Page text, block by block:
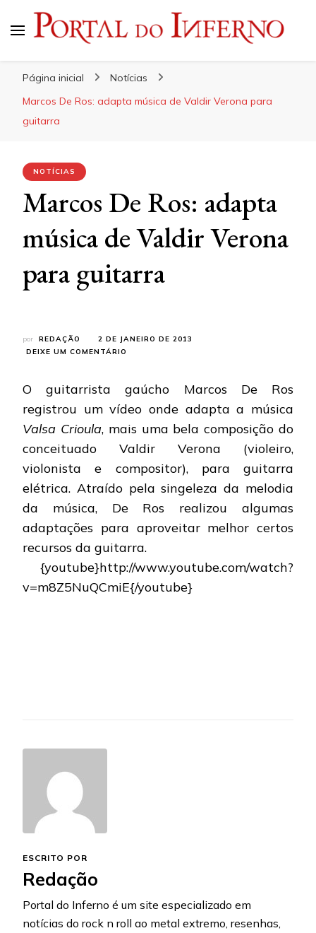
Página inicial
Notícias
Marcos De Ros: adapta música de Valdir Verona para
guitarra
NOTÍCIAS
Marcos De Ros: adapta
música de Valdir Verona
para guitarra
por REDAÇÃO
2 DE JANEIRO DE 2013
DEIXE UM COMENTÁRIO
ROS:
MÚSICA
DE
VERONA
PARA
GUITARRA
O guitarrista gaúcho Marcos De Ros
registrou um vídeo onde adapta a música
Valsa Crioula, mais uma bela composição do
conceituado Valdir Verona (violeiro,
violonista e compositor), para guitarra
elétrica. Atraído pela singeleza da melodia
da música, De Ros realizou algumas
adaptações para aproveitar melhor certos
recursos da guitarra.
{youtube}http://www.youtube.com/watch?
v=m8Z5NuQCmiE{/youtube}
ESCRITO POR
Redação
Portal do Inferno é um site especializado em
notícias do rock n roll ao metal extremo, resenhas,